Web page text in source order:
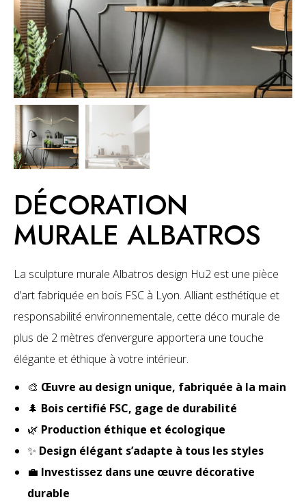
DÉCORATION
MURALE ALBATROS
La sculpture murale Albatros design Hu2 est une pièce
d’art fabriquée en bois FSC à Lyon. Alliant esthétique et
responsabilité environnementale, cette déco murale de
plus de 2 mètres d’envergure apportera une touche
élégante et éthique à votre intérieur.
🎨 Œuvre au design unique, fabriquée à la main
🌲 Bois certifié FSC, gage de durabilité
🌿 Production éthique et écologique
✨ Design élégant s’adapte à tous les styles
💼 Investissez dans une œuvre décorative
durable